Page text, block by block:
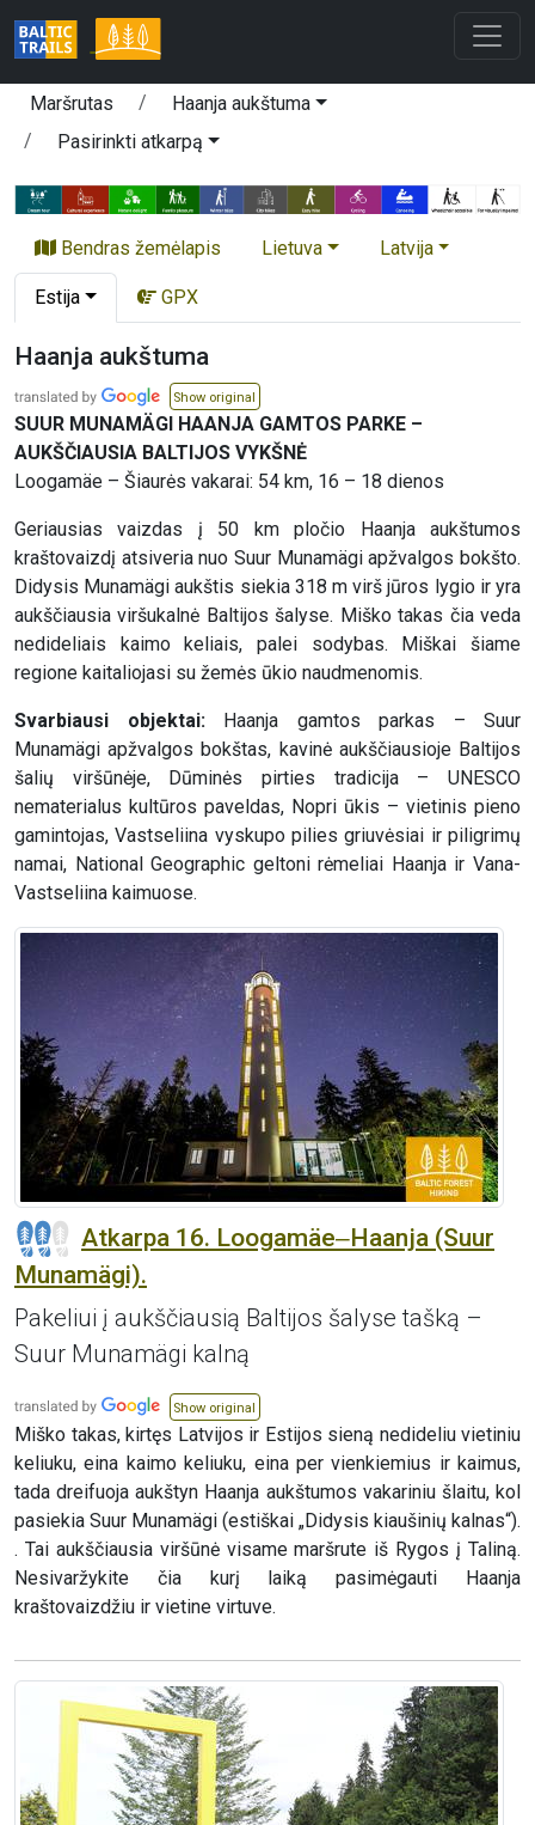
Maršrutas
Haanja aukštuma
Pasirinkti atkarpą
Bendras žemėlapis Lietuva Latvija
Estija GPX
Haanja aukštuma
Show original
SUUR MUNAMÄGI HAANJA GAMTOS PARKE –
AUKŠČIAUSIA BALTIJOS VYKŠNĖ
Loogamäe – Šiaurės vakarai: 54 km, 16 – 18 dienos
Geriausias vaizdas į 50 km pločio Haanja aukštumos
kraštovaizdį atsiveria nuo Suur Munamägi apžvalgos bokšto.
Didysis Munamägi aukštis siekia 318 m virš jūros lygio ir yra
aukščiausia viršukalnė Baltijos šalyse. Miško takas čia veda
nedideliais kaimo keliais, palei sodybas. Miškai šiame
regione kaitaliojasi su žemės ūkio naudmenomis.
Svarbiausi objektai:Haanja gamtos parkas – Suur
Munamägi apžvalgos bokštas, kavinė aukščiausioje Baltijos
šalių viršūnėje, Dūminės pirties tradicija – UNESCO
nematerialus kultūros paveldas, Nopri ūkis – vietinis pieno
gamintojas, Vastseliina vyskupo pilies griuvėsiai ir piligrimų
namai, National Geographic geltoni rėmeliai Haanja ir Vana-
Vastseliina kaimuose.
Atkarpa 16. Loogamäe‒Haanja (Suur
Munamägi).
Pakeliui į aukščiausią Baltijos šalyse tašką –
Suur Munamägi kalną
Show original
Miško takas, kirtęs Latvijos ir Estijos sieną nedideliu vietiniu
keliuku, eina kaimo keliuku, eina per vienkiemius ir kaimus,
tada dreifuoja aukštyn Haanja aukštumos vakariniu šlaitu, kol
pasiekia Suur Munamägi (estiškai „Didysis kiaušinių kalnas“).
. Tai aukščiausia viršūnė visame maršrute iš Rygos į Taliną.
Nesivaržykite čia kurį laiką pasimėgauti Haanja
kraštovaizdžiu ir vietine virtuve.